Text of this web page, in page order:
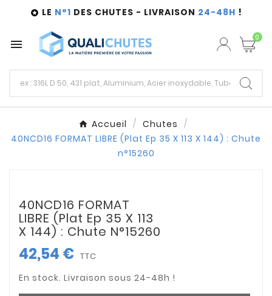
 LE N°1 DES CHUTES - LIVRAISON 24-48H !
 0
Accueil
Chutes
40NCD16 FORMAT LIBRE (Plat Ep 35 X 113 X 144) : Chute
n°15260
40NCD16 FORMAT
LIBRE (Plat Ep 35 X 113
X 144) : Chute N°15260
42,54 € TTC